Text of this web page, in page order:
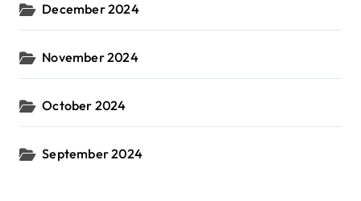
December 2024
November 2024
October 2024
September 2024